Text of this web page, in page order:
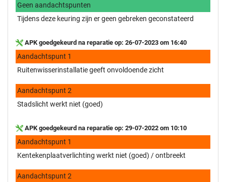
Geen aandachtspunten
Tijdens deze keuring zijn er geen gebreken geconstateerd
APK goedgekeurd na reparatie op: 26-07-2023 om 16:40
Aandachtspunt 1
Ruitenwisserinstallatie geeft onvoldoende zicht
Aandachtspunt 2
Stadslicht werkt niet (goed)
APK goedgekeurd na reparatie op: 29-07-2022 om 10:10
Aandachtspunt 1
Kentekenplaatverlichting werkt niet (goed) / ontbreekt
Aandachtspunt 2